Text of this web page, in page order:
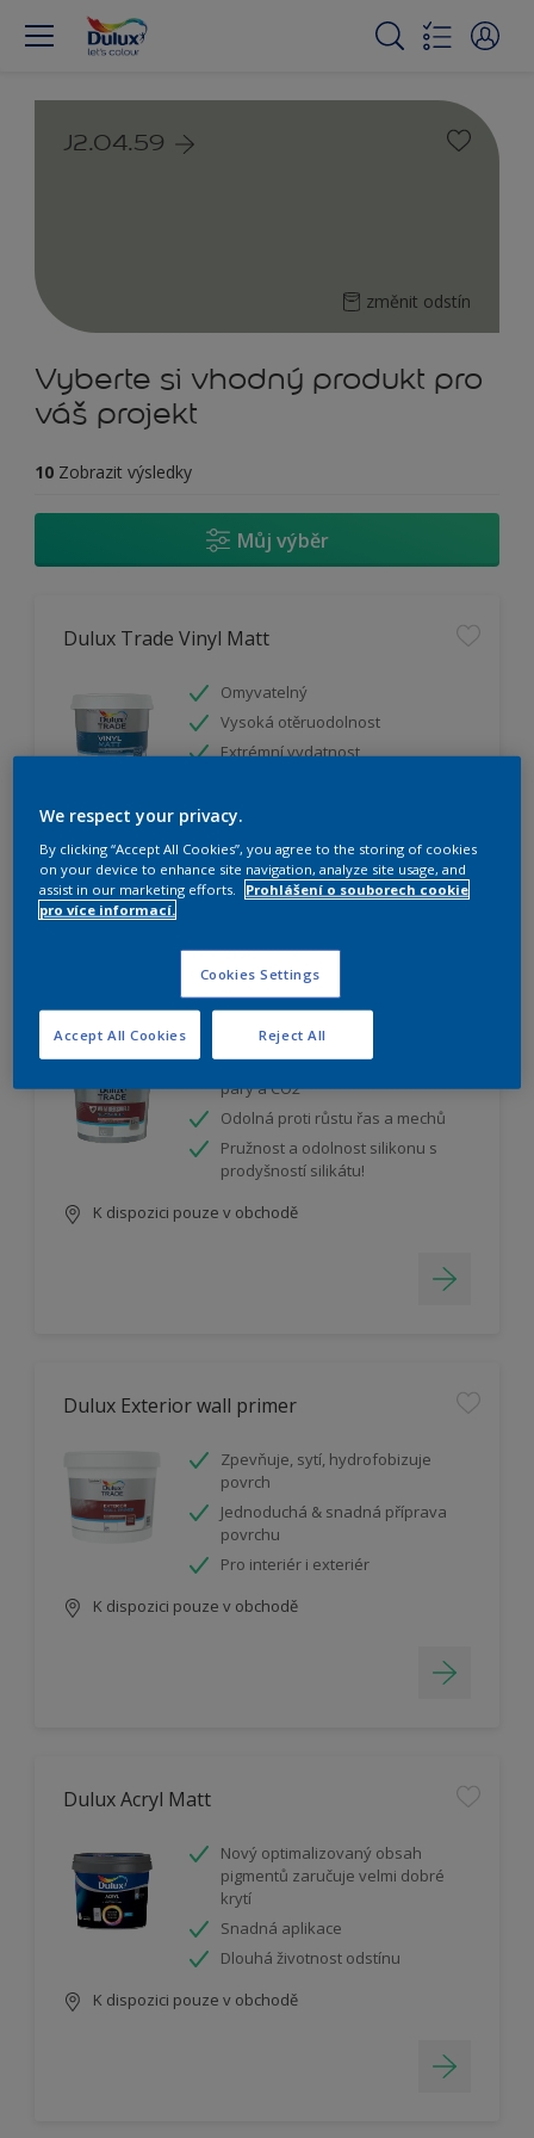
J2.04.59
změnit odstín
Vyberte si vhodný produkt pro
váš projekt
10 Zobrazit výsledky
Můj výběr
Dulux Trade Vinyl Matt
Omyvatelný
Vysoká otěruodolnost
Extrémní vydatnost
K dispozici pouze v obchodě
Dulux Trade Weathershield Silicon Plus
Extrémní prodyšnost pro vodní
páry a CO2
Odolná proti růstu řas a mechů
Pružnost a odolnost silikonu s
prodyšností silikátu!
K dispozici pouze v obchodě
Dulux Exterior wall primer
Zpevňuje, sytí, hydrofobizuje
povrch
Jednoduchá & snadná příprava
povrchu
Pro interiér i exteriér
K dispozici pouze v obchodě
Dulux Acryl Matt
Nový optimalizovaný obsah
pigmentů zaručuje velmi dobré
krytí
Snadná aplikace
Dlouhá životnost odstínu
K dispozici pouze v obchodě
We respect your privacy.
By clicking “Accept All Cookies”, you agree to the storing of cookies
on your device to enhance site navigation, analyze site usage, and
assist in our marketing efforts.
Prohlášení o souborech cookie
pro více informací.
Cookies Settings
Reject All
Accept All Cookies